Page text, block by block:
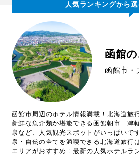
人気ランキングから選
函館
函館市・
函館市周辺のホテル情報満載！北海道旅
新鮮な魚介類が堪能できる函館朝市、津
泉など、人気観光スポットがいっぱいで
泉・自然の全てを満喫できる北海道旅行
エリアがおすすめ！最新の人気ホテルラ